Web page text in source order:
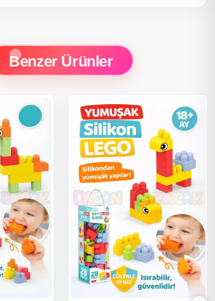
Benzer Ürünler